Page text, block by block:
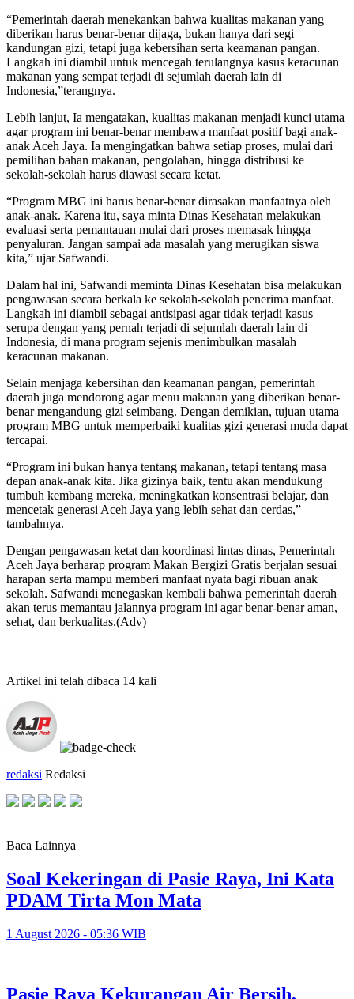
“Pemerintah daerah menekankan bahwa kualitas makanan yang
diberikan harus benar-benar dijaga, bukan hanya dari segi
kandungan gizi, tetapi juga kebersihan serta keamanan pangan.
Langkah ini diambil untuk mencegah terulangnya kasus keracunan
makanan yang sempat terjadi di sejumlah daerah lain di
Indonesia,”terangnya.
Lebih lanjut, Ia mengatakan, kualitas makanan menjadi kunci utama
agar program ini benar-benar membawa manfaat positif bagi anak-
anak Aceh Jaya. Ia mengingatkan bahwa setiap proses, mulai dari
pemilihan bahan makanan, pengolahan, hingga distribusi ke
sekolah-sekolah harus diawasi secara ketat.
“Program MBG ini harus benar-benar dirasakan manfaatnya oleh
anak-anak. Karena itu, saya minta Dinas Kesehatan melakukan
evaluasi serta pemantauan mulai dari proses memasak hingga
penyaluran. Jangan sampai ada masalah yang merugikan siswa
kita,” ujar Safwandi.
Dalam hal ini, Safwandi meminta Dinas Kesehatan bisa melakukan
pengawasan secara berkala ke sekolah-sekolah penerima manfaat.
Langkah ini diambil sebagai antisipasi agar tidak terjadi kasus
serupa dengan yang pernah terjadi di sejumlah daerah lain di
Indonesia, di mana program sejenis menimbulkan masalah
keracunan makanan.
Selain menjaga kebersihan dan keamanan pangan, pemerintah
daerah juga mendorong agar menu makanan yang diberikan benar-
benar mengandung gizi seimbang. Dengan demikian, tujuan utama
program MBG untuk memperbaiki kualitas gizi generasi muda dapat
tercapai.
“Program ini bukan hanya tentang makanan, tetapi tentang masa
depan anak-anak kita. Jika gizinya baik, tentu akan mendukung
tumbuh kembang mereka, meningkatkan konsentrasi belajar, dan
mencetak generasi Aceh Jaya yang lebih sehat dan cerdas,”
tambahnya.
Dengan pengawasan ketat dan koordinasi lintas dinas, Pemerintah
Aceh Jaya berharap program Makan Bergizi Gratis berjalan sesuai
harapan serta mampu memberi manfaat nyata bagi ribuan anak
sekolah. Safwandi menegaskan kembali bahwa pemerintah daerah
akan terus memantau jalannya program ini agar benar-benar aman,
sehat, dan berkualitas.(Adv)
Artikel ini telah dibaca 14 kali
redaksi Redaksi
Baca Lainnya
Soal Kekeringan di Pasie Raya, Ini Kata
PDAM Tirta Mon Mata
1 August 2026 - 05:36 WIB
Pasie Raya Kekurangan Air Bersih,